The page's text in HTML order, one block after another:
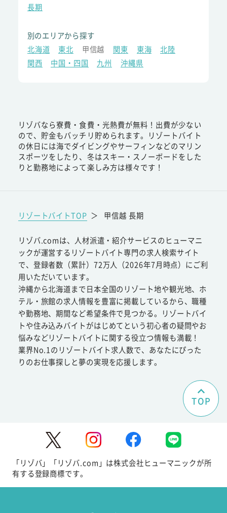
長期
別のエリアから探す
北海道
東北 甲信越 関東 東海
北陸
関西
中国・四国 九州 沖縄県
リゾバなら寮費・食費・光熱費が無料！出費が少ない
ので、貯金もバッチリ貯められます。リゾートバイト
の休日には海でダイビングやサーフィンなどのマリン
スポーツをしたり、冬はスキー・スノーボードをした
りと勤務地によって楽しみ方は様々です！
リゾートバイトTOP ＞ 甲信越 長期
リゾバ.comは、人材派遣・紹介サービスのヒューマニ
ックが運営するリゾートバイト専門の求人検索サイト
で、登録者数（累計）72万人（2026年7月時点）にご利
用いただいています。
沖縄から北海道まで日本全国のリゾート地や観光地、ホ
テル・旅館の求人情報を豊富に掲載しているから、職種
や勤務地、期間など希望条件で見つかる。リゾートバイ
トや住み込みバイトがはじめてという初心者の疑問やお
悩みなどリゾートバイトに関する役立つ情報も満載！
業界No.1のリゾートバイト求人数で、あなたにぴった
りのお仕事探しと夢の実現を応援します。
TOP
「リゾバ」「リゾバ.com」は株式会社ヒューマニックが所
有する登録商標です。